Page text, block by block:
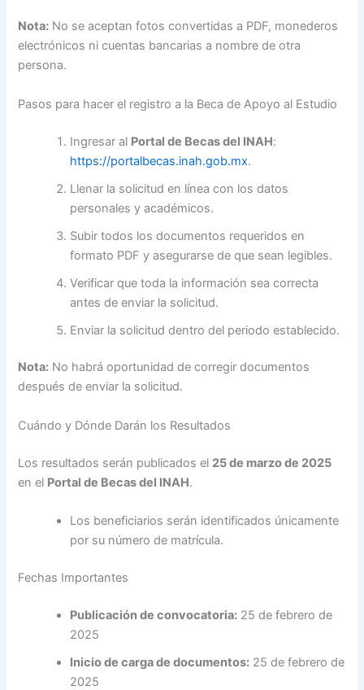
Nota: No se aceptan fotos convertidas a PDF, monederos
electrónicos ni cuentas bancarias a nombre de otra
persona.
Pasos para hacer el registro a la Beca de Apoyo al Estudio
Ingresar al Portal de Becas del INAH:
https://portalbecas.inah.gob.mx.
Llenar la solicitud en línea con los datos
personales y académicos.
Subir todos los documentos requeridos en
formato PDF y asegurarse de que sean legibles.
Verificar que toda la información sea correcta
antes de enviar la solicitud.
Enviar la solicitud dentro del periodo establecido.
Nota: No habrá oportunidad de corregir documentos
después de enviar la solicitud.
Cuándo y Dónde Darán los Resultados
Los resultados serán publicados el 25 de marzo de 2025
en el Portal de Becas del INAH.
Los beneficiarios serán identificados únicamente
por su número de matrícula.
Fechas Importantes
Publicación de convocatoria: 25 de febrero de
2025
Inicio de carga de documentos: 25 de febrero de
2025